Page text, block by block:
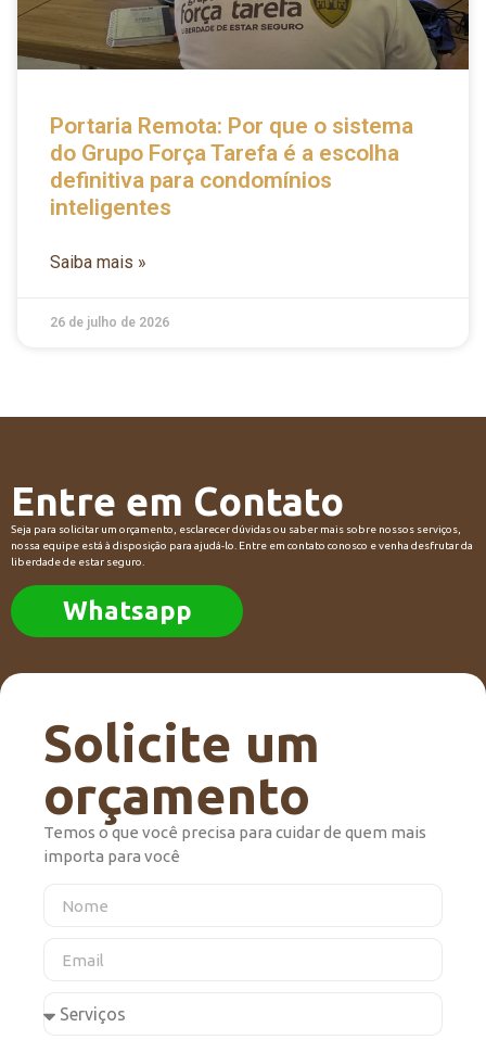
Portaria Remota: Por que o sistema
do Grupo Força Tarefa é a escolha
definitiva para condomínios
inteligentes
Saiba mais »
26 de julho de 2026
Entre em Contato
Seja para solicitar um orçamento, esclarecer dúvidas ou saber mais sobre nossos serviços,
nossa equipe está à disposição para ajudá-lo. Entre em contato conosco e venha desfrutar da
liberdade de estar seguro.
Whatsapp
Solicite um
orçamento
Temos o que você precisa para cuidar de quem mais
importa para você